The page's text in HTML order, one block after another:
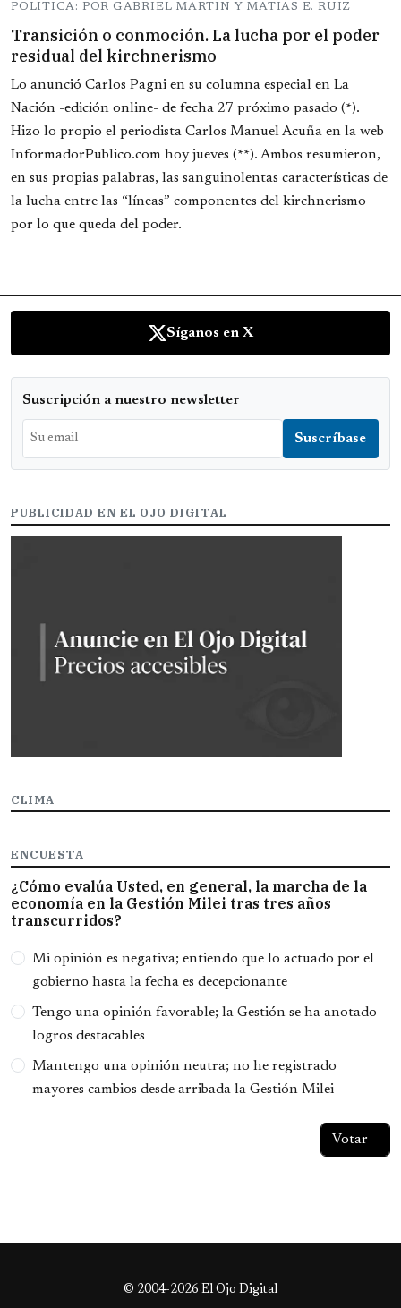
POLITICA: POR GABRIEL MARTIN Y MATIAS E. RUIZ
Transición o conmoción. La lucha por el poder
residual del kirchnerismo
Lo anunció Carlos Pagni en su columna especial en La
Nación -edición online- de fecha 27 próximo pasado (*).
Hizo lo propio el periodista Carlos Manuel Acuña en la web
InformadorPublico.com hoy jueves (**). Ambos resumieron,
en sus propias palabras, las sanguinolentas características de
la lucha entre las “líneas” componentes del kirchnerismo
por lo que queda del poder.
Síganos en X
Suscripción a nuestro newsletter
PUBLICIDAD EN EL OJO DIGITAL
CLIMA
ENCUESTA
¿Cómo evalúa Usted, en general, la marcha de la
economía en la Gestión Milei tras tres años
transcurridos?
Opciones
Mi opinión es negativa; entiendo que lo actuado por el
gobierno hasta la fecha es decepcionante
Tengo una opinión favorable; la Gestión se ha anotado
logros destacables
Mantengo una opinión neutra; no he registrado
mayores cambios desde arribada la Gestión Milei
© 2004-2026 El Ojo Digital